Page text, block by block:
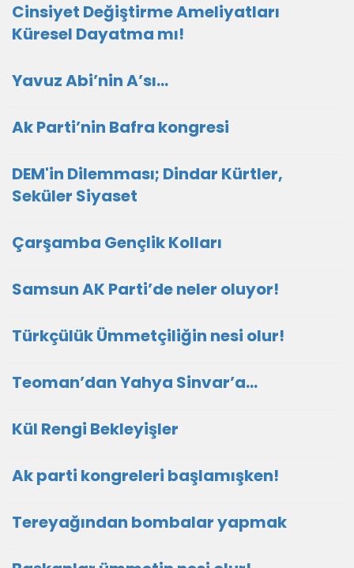
Cinsiyet Değiştirme Ameliyatları
Küresel Dayatma mı!
Yavuz Abi’nin A’sı…
Ak Parti’nin Bafra kongresi
DEM'in Dilemması; Dindar Kürtler,
Seküler Siyaset
Çarşamba Gençlik Kolları
Samsun AK Parti’de neler oluyor!
Türkçülük Ümmetçiliğin nesi olur!
Teoman’dan Yahya Sinvar’a…
Kül Rengi Bekleyişler
Ak parti kongreleri başlamışken!
Tereyağından bombalar yapmak